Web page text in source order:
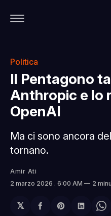
Politica
Il Pentagono
Anthropic e lo
OpenAI
Ma ci sono ancora
tornano.
Amir Ati
2 marzo 2026 . 6:00 AM 2
𝕏
Condividi
Share